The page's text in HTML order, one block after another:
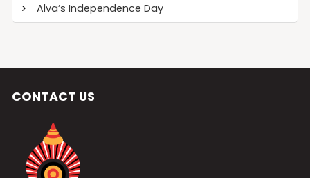
Alva’s Independence Day
CONTACT US